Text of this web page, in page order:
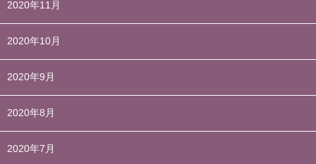
2020年11月
2020年10月
2020年9月
2020年8月
2020年7月